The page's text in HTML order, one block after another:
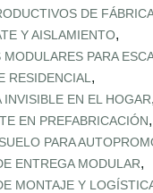
DE
Y AISLAMIENTO,
PARA
RESIDENCIAL ,
EN EL HOGAR,
EN PREFABRICACIÓN,
PARA
ENTREGA MODULAR,
MONTAJE Y